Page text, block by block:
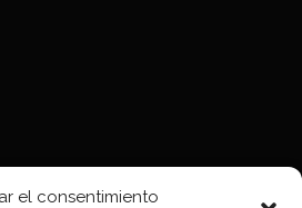
el consentimiento